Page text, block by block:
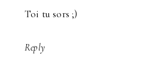
Toi tu sors ;)
Reply